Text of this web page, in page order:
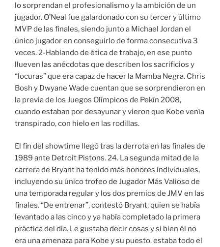
lo sorprendan el profesionalismo y la ambición de un
jugador. O’Neal fue galardonado con su tercer y último
MVP de las finales, siendo junto a Michael Jordan el
único jugador en conseguirlo de forma consecutiva 3
veces. 2-Hablando de ética de trabajo, en ese punto
llueven las anécdotas que describen los sacrificios y
“locuras” que era capaz de hacer la Mamba Negra. Chris
Bosh y Dwyane Wade cuentan que se sorprendieron en
la previa de los Juegos Olímpicos de Pekín 2008,
cuando estaban por desayunar y vieron que Kobe venía
transpirado, con hielo en las rodillas.
El fin del showtime llegó tras la derrota en las finales de
1989 ante Detroit Pistons. 24. La segunda mitad de la
carrera de Bryant ha tenido más honores individuales,
incluyendo su único trofeo de Jugador Más Valioso de
una temporada regular y los dos premios de JMV en las
finales. “De entrenar”, contestó Bryant, quien se había
levantado a las cinco y ya había completado la primera
práctica del día. Le gustaba decir cosas y si bien él no
era una amenaza para Kobe y su puesto, estaba todo el